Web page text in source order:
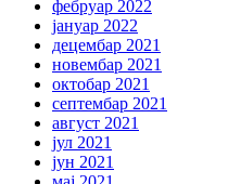
фебруар 2022
јануар 2022
децембар 2021
новембар 2021
октобар 2021
септембар 2021
август 2021
јул 2021
јун 2021